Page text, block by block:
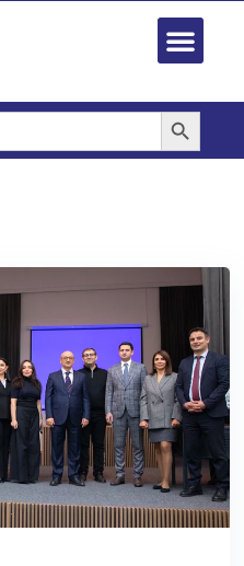
Search Button